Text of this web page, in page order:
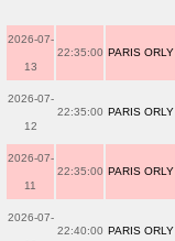
2026-07-
13
22:35:00 PARIS ORLY
2026-07-
12
22:35:00 PARIS ORLY
2026-07-
11
22:35:00 PARIS ORLY
2026-07-
22:40:00 PARIS ORLY